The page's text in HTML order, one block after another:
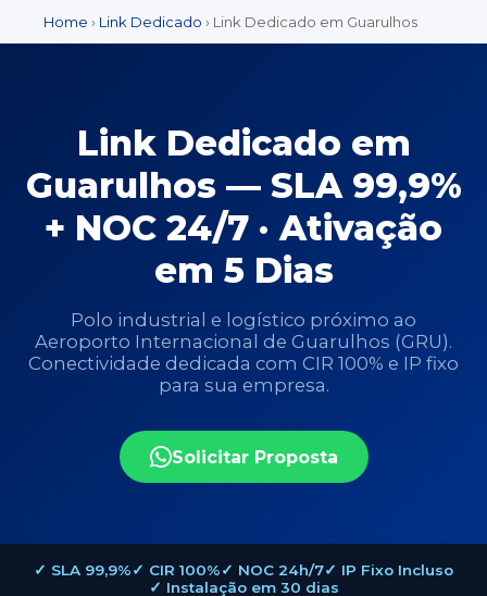
Home › Link Dedicado › Link Dedicado em Guarulhos
Link Dedicado em
Guarulhos — SLA 99,9%
+ NOC 24/7 · Ativação
em 5 Dias
Polo industrial e logístico próximo ao
Aeroporto Internacional de Guarulhos (GRU).
Conectividade dedicada com CIR 100% e IP fixo
para sua empresa.
Solicitar Proposta
✓ SLA 99,9%✓ CIR 100%✓ NOC 24h/7✓ IP Fixo Incluso
✓ Instalação em 30 dias